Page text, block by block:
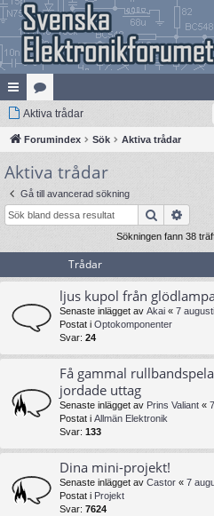
na
bb
lä
nk
ar
at
eg
ori
er
Aktiva trådar
Forumindex Sök Aktiva trådar
Aktiva trådar
Gå till avancerad sökning
Sök
Sökningen fann 38
Trådar
ljus kupol från
Senaste inlägget av Akai « 7
Postat i Optokomponenter
Svar: 24
Få gammal
jordade uttag
Senaste inlägget av Prins Valiant «
Postat i Allmän Elektronik
Svar: 133
Dina mini-projekt!
Senaste inlägget av Castor « 7
Postat i Projekt
Svar: 7624